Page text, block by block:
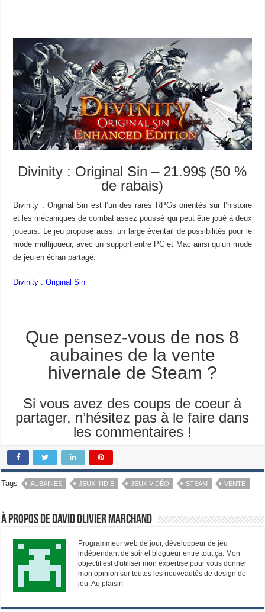
Divinity : Original Sin – 21.99$ (50 %
de rabais)
Divinity : Original Sin est l’un des rares RPGs orientés sur l’histoire
et les mécaniques de combat assez poussé qui peut être joué à deux
joueurs. Le jeu propose aussi un large éventail de possibilités pour le
mode multijoueur, avec un support entre PC et Mac ainsi qu’un mode
de jeu en écran partagé.
Divinity : Original Sin
Que pensez-vous de nos 8
aubaines de la vente
hivernale de Steam ?
Si vous avez des coups de coeur à
partager, n’hésitez pas à le faire dans
les commentaires !
Tags AUBAINES JEUX INDIE JEUX VIDÉO STEAM VENTE
À propos de David Olivier Marchand
Programmeur web de jour, développeur de jeu
indépendant de soir et blogueur entre tout ça. Mon
objectif est d'utiliser mon expertise pour vous donner
mon opinion sur toutes les nouveautés de design de
jeu. Au plaisir!